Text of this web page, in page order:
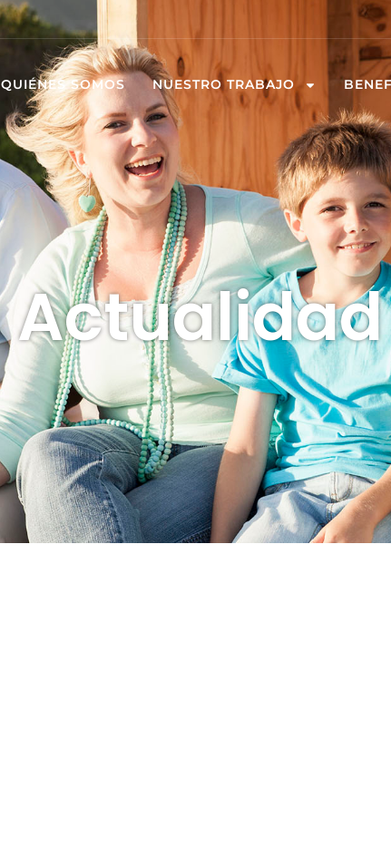
QUIÉNES SOMOS NUESTRO TRABAJO
Actualidad